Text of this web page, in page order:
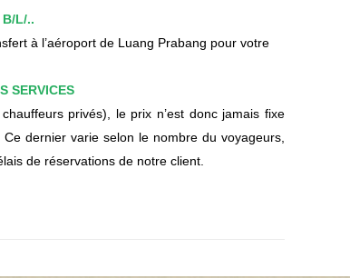
B/L/..
à l’aéroport de Luang Prabang pour votre
SERVICES
privés), le prix n’est donc jamais fixe
dernier varie selon le nombre du voyageurs,
de réservations de notre client.